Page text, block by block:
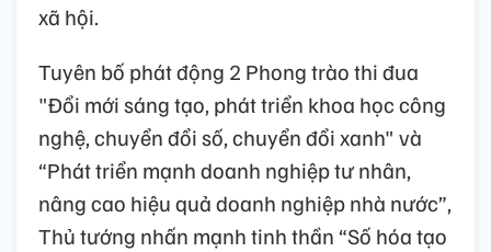
xã hội.
Tuyên bố phát động 2 Phong trào thi đua
"Đổi mới sáng tạo, phát triển khoa học công
nghệ, chuyển đổi số, chuyển đổi xanh" và
“Phát triển mạnh doanh nghiệp tư nhân,
nâng cao hiệu quả doanh nghiệp nhà nước”,
Thủ tướng nhấn mạnh tinh thần “Số hóa tạo